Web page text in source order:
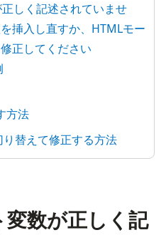
しく記述されていませ
挿入し直すか、HTMLモー
正してください
方法
替えて修正する方法
数が正しく記